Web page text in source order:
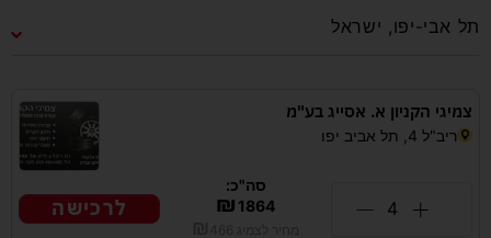
צמיגי הקניון א. אסייג בע"מ
ריב"ל 4, תל אביב יפו
סה"כ:
₪ 1864 לרכישה